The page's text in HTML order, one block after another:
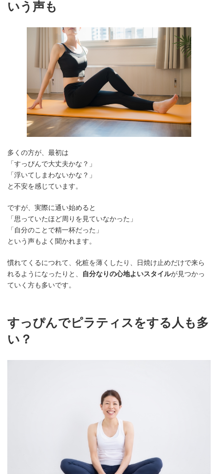
いう声も
多くの方が、最初は
「すっぴんで大丈夫かな？」
「浮いてしまわないかな？」
と不安を感じています。
ですが、実際に通い始めると
「思っていたほど周りを見ていなかった」
「自分のことで精一杯だった」
という声もよく聞かれます。
慣れてくるにつれて、化粧を薄くしたり、日焼け止めだけで来ら
れるようになったりと、
自分なりの心地よいスタイルが見つかっ
ていく方も多いです。
すっぴんでピラティスをする人も多
い？